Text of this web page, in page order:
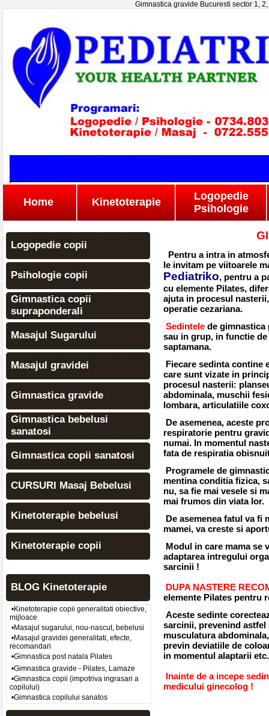
Gimnastica gravide Bucuresti sector 1,
Home Kinetoterapie
Logopedie
Psihologie
Logopedie copii
Psihologie copii
Gimnastica copii
supraponderali
Masajul Sugarului
Masajul gravidei
Gimnastica gravide
Gimnastica bebelusi
sanatosi
Gimnastica copii sanatosi
CURSURI Masaj Bebelusi
Kinetoterapie bebelusi
Kinetoterapie copii
BLOG Kinetoterapie
•Kinetoterapie copii generalitati obiective,
mijloace
•Masajul sugarului, nou-nascut, bebelusi
•Masajul gravidei generalitati, efecte,
recomandari
•Gimnastica post natala Pilates
•Gimnastica gravide - Pilates, Lamaze
•Gimnastica copii (impotriva ingrasari a
copilului)
•Gimnastica copilului sanatos
Pentru a intra in
le invitam pe viitoarele
Pediatriko, pentru a
cu elemente Pilates,
ajuta in procesul
operatie cezariana.
Sedintele de gimnastica
sau in grup, in functie
saptamana.
Fiecare sedinta contine
care sunt vizate in
procesul nasterii:
abdominala, muschii
lombara, articulatiile
De asemenea, aceste
respiratorie pentru
numai. In momentul
fata de respiratia
Programele de
mentina conditia fizica,
nu, sa fie mai vesele si
mai frumos din viata lor.
De asemenea fatul va fi
mamei, va creste si
Modul in care mama se
adaptarea intregului
sarcinii !
DUPA NASTERE
elemente Pilates pentru
Aceste sedinte
sarcinii, prevenind
musculatura
previn deviatiile de
in momentul alaptarii etc.
Inainte de a incepe
medicului ginecolog !